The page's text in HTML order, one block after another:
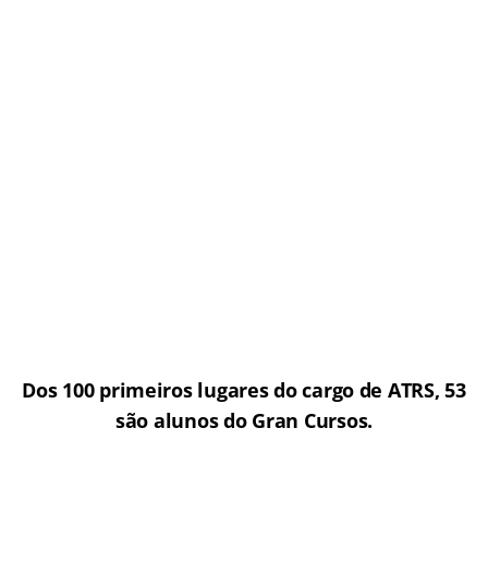
Dos 100 primeiros lugares do cargo de ATRS, 53
são alunos do Gran Cursos.